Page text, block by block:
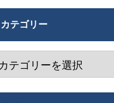
カテゴリー